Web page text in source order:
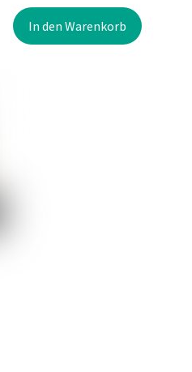
Preis
war:
Preis
ist:
In den Warenkorb